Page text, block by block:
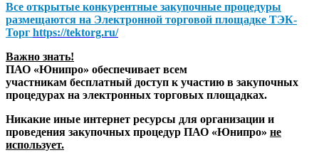
Все открытые конкурентные закупочные процедуры
размещаются на Электронной торговой площадке ТЭК-
Торг https://tektorg.ru/
Важно знать!
ПАО «Юнипро» обеспечивает всем
участникам бесплатный доступ к участию в закупочных
процедурах на электронных торговых площадках.
Никакие иные интернет ресурсы для организации и
проведения закупочных процедур ПАО «Юнипро» не
использует.